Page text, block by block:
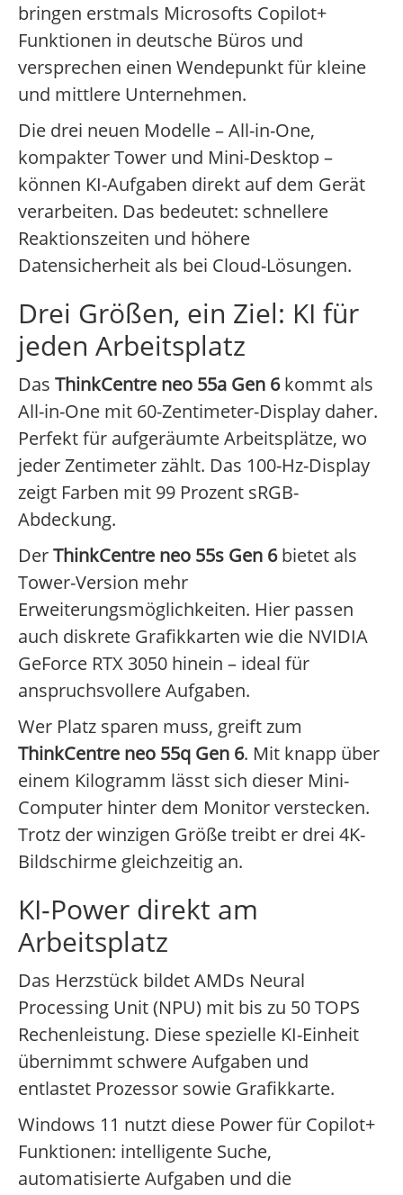
bringen erstmals Microsofts Copilot+
Funktionen in deutsche Büros und
versprechen einen Wendepunkt für kleine
und mittlere Unternehmen.
Die drei neuen Modelle – All-in-One,
kompakter Tower und Mini-Desktop –
können KI-Aufgaben direkt auf dem Gerät
verarbeiten. Das bedeutet: schnellere
Reaktionszeiten und höhere
Datensicherheit als bei Cloud-Lösungen.
Drei Größen, ein Ziel: KI für
jeden Arbeitsplatz
Das ThinkCentre neo 55a Gen 6kommt als
All-in-One mit 60-Zentimeter-Display daher.
Perfekt für aufgeräumte Arbeitsplätze, wo
jeder Zentimeter zählt. Das 100-Hz-Display
zeigt Farben mit 99 Prozent sRGB-
Abdeckung.
DerThinkCentre neo 55s Gen 6bietet als
Tower-Version mehr
Erweiterungsmöglichkeiten. Hier passen
auch diskrete Grafikkarten wie die NVIDIA
GeForce RTX 3050 hinein – ideal für
anspruchsvollere Aufgaben.
Wer Platz sparen muss, greift zum
ThinkCentre neo 55q Gen 6. Mit knapp über
einem Kilogramm lässt sich dieser Mini-
Computer hinter dem Monitor verstecken.
Trotz der winzigen Größe treibt er drei 4K-
Bildschirme gleichzeitig an.
KI-Power direkt am
Arbeitsplatz
Das Herzstück bildet AMDs Neural
Processing Unit (NPU) mit bis zu 50 TOPS
Rechenleistung. Diese spezielle KI-Einheit
übernimmt schwere Aufgaben und
entlastet Prozessor sowie Grafikkarte.
Windows 11 nutzt diese Power für Copilot+
Funktionen: intelligente Suche,
automatisierte Aufgaben und die